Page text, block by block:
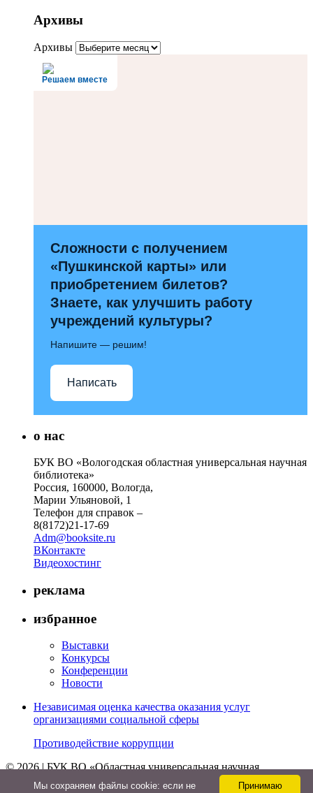
Архивы
Архивы
Решаем вместе
Сложности с получением
«Пушкинской карты» или
приобретением билетов?
Знаете, как улучшить работу
учреждений культуры?
Напишите — решим!
Написать
о нас
БУК ВО «Вологодская областная универсальная научная
библиотека»
Россия, 160000, Вологда,
Марии Ульяновой, 1
Телефон для справок –
8(8172)21-17-69
Adm@booksite.ru
ВКонтакте
Видеохостинг
реклама
избранное
Выставки
Конкурсы
Конференции
Новости
Независимая оценка качества оказания услуг
организациями социальной сферы
Противодействие коррупции
© 2026 | БУК ВО «Областная универсальная научная
библиотека»
Принимаю
Мы cохраняем файлы cookie: если не